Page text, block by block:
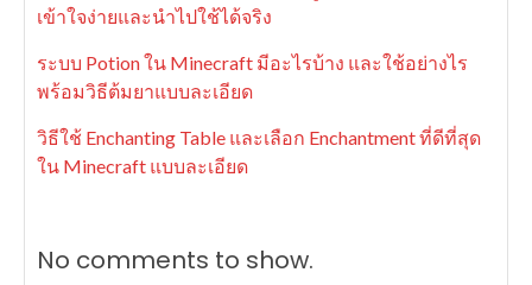
เข้าใจง่ายและนำไปใช้ได้จริง
ระบบ Potion ใน Minecraft มีอะไรบ้าง และใช้อย่างไร
พร้อมวิธีต้มยาแบบละเอียด
วิธีใช้ Enchanting Table และเลือก Enchantment ที่ดีที่สุด
ใน Minecraft แบบละเอียด
No comments to show.